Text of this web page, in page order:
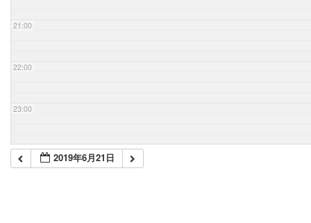
21:00
22:00
23:00
2019年6月21日